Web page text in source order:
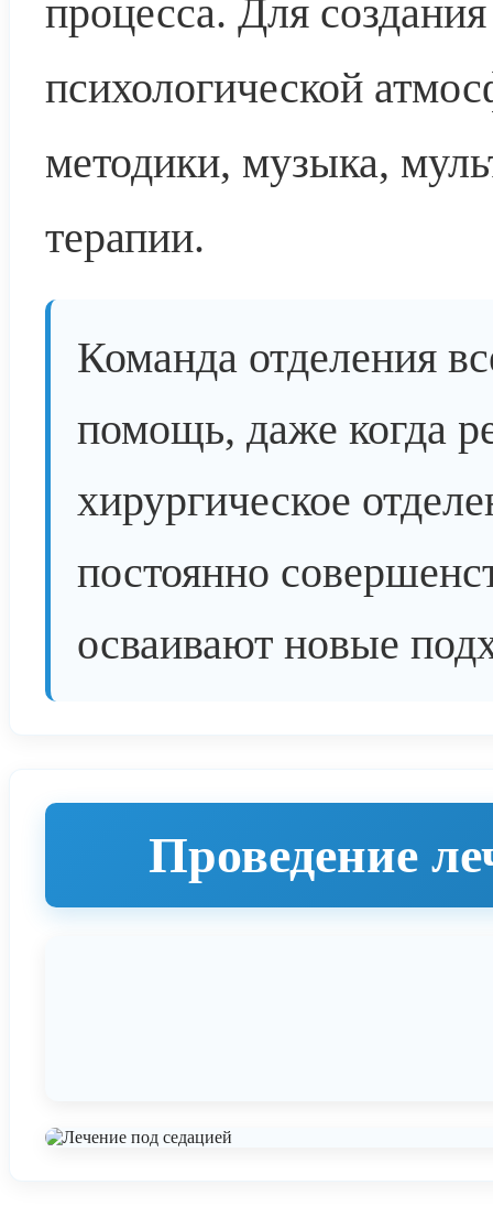
процесса. Для
психологической
методики, музыка,
терапии.
Команда отделения
помощь, даже когда
хирургическое
постоянно
осваивают новые
Проведение